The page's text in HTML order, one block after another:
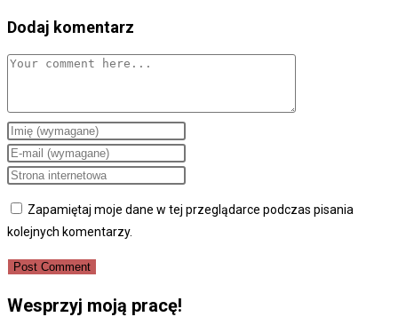
Dodaj komentarz
Comment
Enter
your
name
username
to
comment
Enter
your
address
to
comment
Enter
website
URL
(optional)
Zapamiętaj moje dane w tej przeglądarce podczas pisania
kolejnych komentarzy.
Wesprzyj moją pracę!